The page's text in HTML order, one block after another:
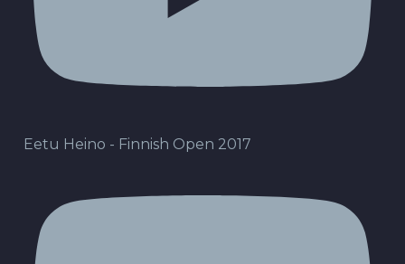
Eetu Heino - Finnish Open 2017